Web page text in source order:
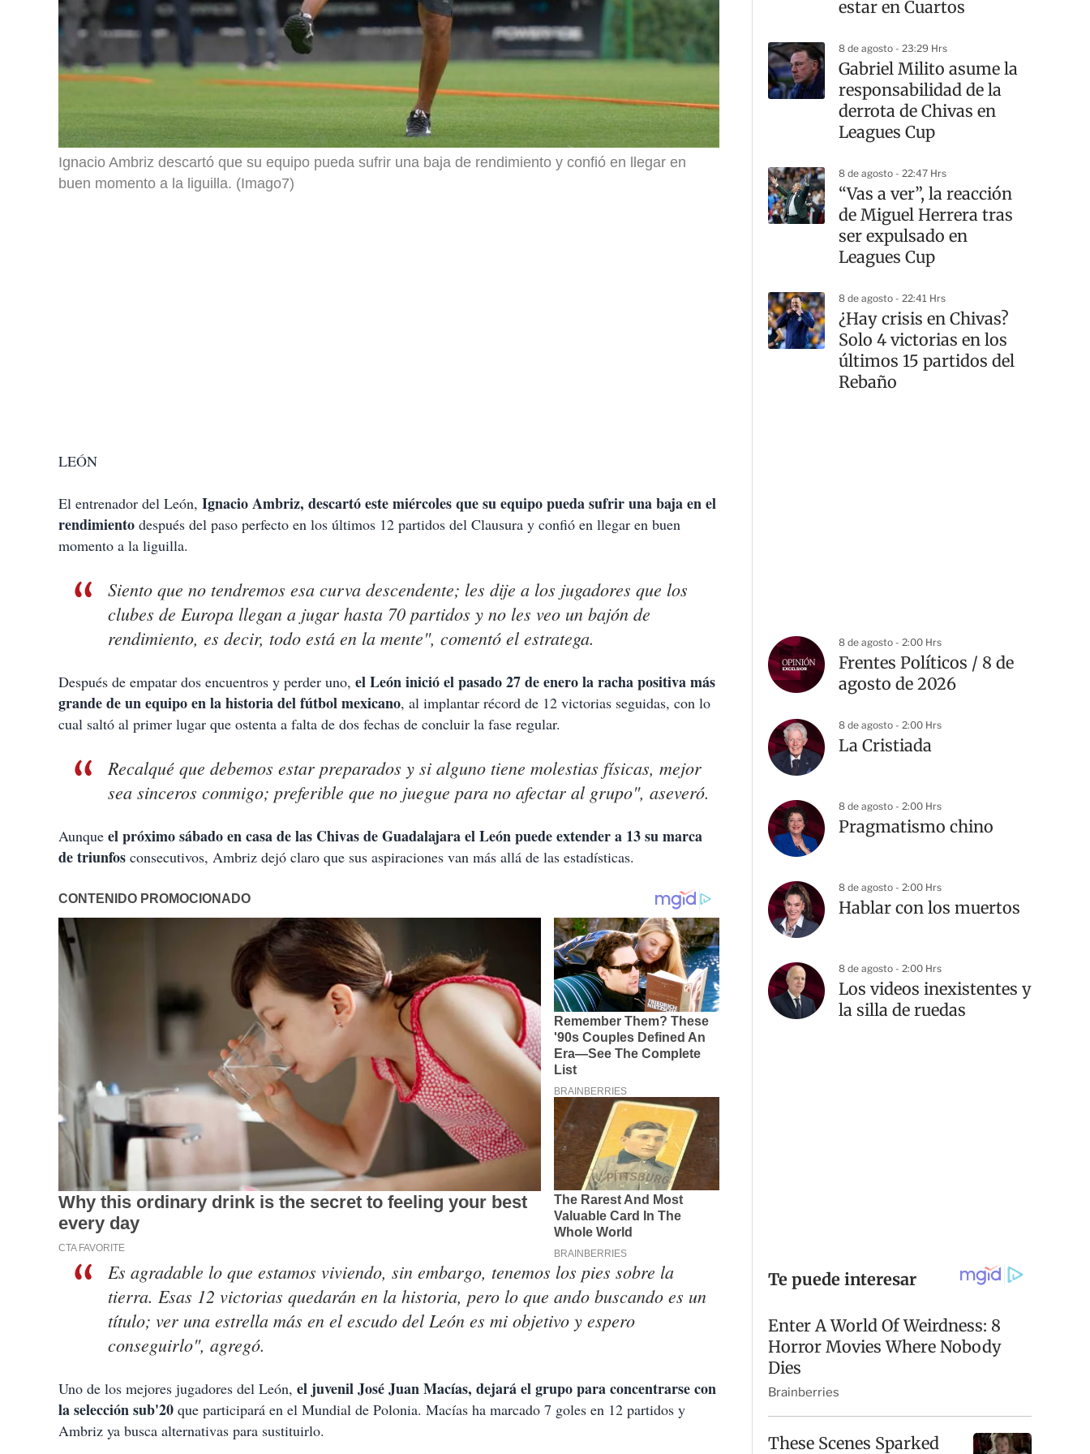
Ignacio Ambriz descartó que su equipo pueda sufrir una baja de rendimiento y confió en llegar en
buen momento a la liguilla. (Imago7)
LEÓN
El entrenador del León, Ignacio Ambriz, descartó este miércoles que su equipo pueda sufrir una baja en el
rendimiento después del paso perfecto en los últimos 12 partidos del Clausura y confió en llegar en buen
momento a la liguilla.
Siento que no tendremos esa curva descendente; les dije a los jugadores que los
clubes de Europa llegan a jugar hasta 70 partidos y no les veo un bajón de
rendimiento, es decir, todo está en la mente", comentó el estratega.
Después de empatar dos encuentros y perder uno, el León inició el pasado 27 de enero la racha positiva más
grande de un equipo en la historia del fútbol mexicano, al implantar récord de 12 victorias seguidas, con lo
cual saltó al primer lugar que ostenta a falta de dos fechas de concluir la fase regular.
Recalqué que debemos estar preparados y si alguno tiene molestias físicas, mejor
sea sinceros conmigo; preferible que no juegue para no afectar al grupo", aseveró.
Aunque el próximo sábado en casa de las Chivas de Guadalajara el León puede extender a 13 su marca
de triunfos consecutivos, Ambriz dejó claro que sus aspiraciones van más allá de las estadísticas.
Es agradable lo que estamos viviendo, sin embargo, tenemos los pies sobre la
tierra. Esas 12 victorias quedarán en la historia, pero lo que ando buscando es un
título; ver una estrella más en el escudo del León es mi objetivo y espero
conseguirlo", agregó.
Uno de los mejores jugadores del León, el juvenil José Juan Macías, dejará el grupo para concentrarse con
la selección sub'20 que participará en el Mundial de Polonia. Macías ha marcado 7 goles en 12 partidos y
Ambriz ya busca alternativas para sustituirlo.
estar en Cuartos
8 de agosto - 23:29 Hrs
Gabriel Milito asume la
responsabilidad de la
derrota de Chivas en
Leagues Cup
8 de agosto - 22:47 Hrs
“Vas a ver”, la reacción
de Miguel Herrera tras
ser expulsado en
Leagues Cup
8 de agosto - 22:41 Hrs
¿Hay crisis en Chivas?
Solo 4 victorias en los
últimos 15 partidos del
Rebaño
8 de agosto - 2:00 Hrs
Frentes Políticos / 8 de
agosto de 2026
8 de agosto - 2:00 Hrs
La Cristiada
8 de agosto - 2:00 Hrs
Pragmatismo chino
8 de agosto - 2:00 Hrs
Hablar con los muertos
8 de agosto - 2:00 Hrs
Los videos inexistentes y
la silla de ruedas